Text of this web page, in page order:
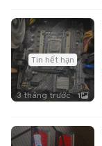
Tin hết hạn
3 tháng trước 1